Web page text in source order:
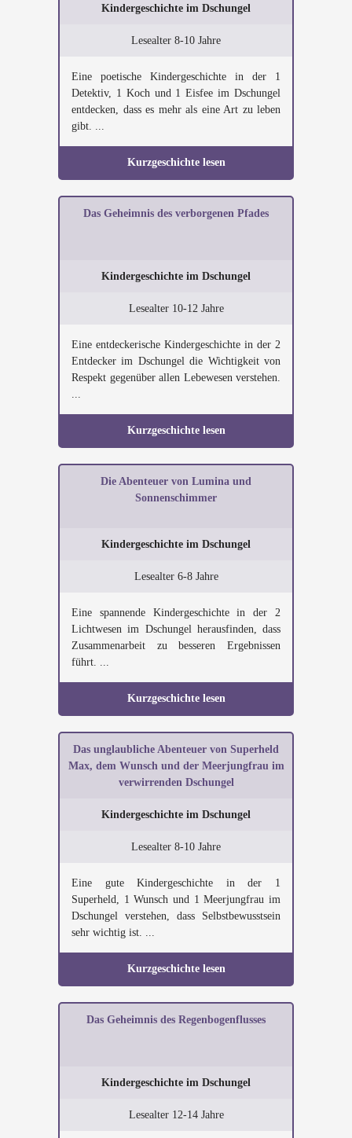
Kindergeschichte im Dschungel
Lesealter 8-10 Jahre
Eine poetische Kindergeschichte in der 1
Detektiv, 1 Koch und 1 Eisfee im Dschungel
entdecken, dass es mehr als eine Art zu leben
gibt. ...
Kurzgeschichte lesen
Das Geheimnis des verborgenen Pfades
Kindergeschichte im Dschungel
Lesealter 10-12 Jahre
Eine entdeckerische Kindergeschichte in der 2
Entdecker im Dschungel die Wichtigkeit von
Respekt gegenüber allen Lebewesen verstehen.
...
Kurzgeschichte lesen
Die Abenteuer von Lumina und
Sonnenschimmer
Kindergeschichte im Dschungel
Lesealter 6-8 Jahre
Eine spannende Kindergeschichte in der 2
Lichtwesen im Dschungel herausfinden, dass
Zusammenarbeit zu besseren Ergebnissen
führt. ...
Kurzgeschichte lesen
Das unglaubliche Abenteuer von Superheld
Max, dem Wunsch und der Meerjungfrau im
verwirrenden Dschungel
Kindergeschichte im Dschungel
Lesealter 8-10 Jahre
Eine gute Kindergeschichte in der 1
Superheld, 1 Wunsch und 1 Meerjungfrau im
Dschungel verstehen, dass Selbstbewusstsein
sehr wichtig ist. ...
Kurzgeschichte lesen
Das Geheimnis des Regenbogenflusses
Kindergeschichte im Dschungel
Lesealter 12-14 Jahre